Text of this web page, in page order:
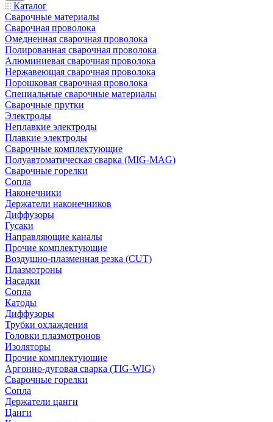
Каталог
Сварочные материалы
Сварочная проволока
Омедненная сварочная проволока
Полированная сварочная проволока
Алюминиевая сварочная проволока
Нержавеющая сварочная проволока
Порошковая сварочная проволока
Специальные сварочные материалы
Сварочные прутки
Электроды
Неплавкие электроды
Плавкие электроды
Сварочные комплектующие
Полуавтоматическая сварка (MIG-MAG)
Сварочные горелки
Сопла
Наконечники
Держатели наконечников
Диффузоры
Гусаки
Направляющие каналы
Прочие комплектующие
Воздушно-плазменная резка (CUT)
Плазмотроны
Насадки
Сопла
Катоды
Диффузоры
Трубки охлаждения
Головки плазмотронов
Изоляторы
Прочие комплектующие
Аргонно-дуговая сварка (TIG-WIG)
Сварочные горелки
Сопла
Держатели цанги
Цанги